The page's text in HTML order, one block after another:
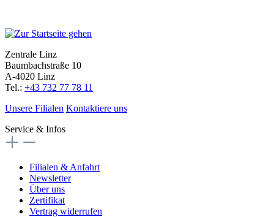
Zentrale Linz
Baumbachstraße 10
A-4020 Linz
Tel.: +43 732 77 78 11
Unsere Filialen Kontaktiere uns
Service & Infos
Filialen & Anfahrt
Newsletter
Über uns
Zertifikat
Vertrag widerrufen